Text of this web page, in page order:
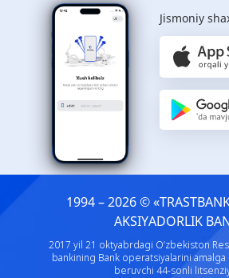
Jismoniy
1994 – 2026 ©
AKSIYADORLIK
2017 yil 21 oktyabrdagi O‘zbekiston
bankining Bank operatsiyalarini
beruvchi 44-sonli